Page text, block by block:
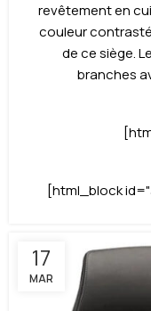
revêtement en
couleur
de ce siège.
branches
[html_block
17
MAR